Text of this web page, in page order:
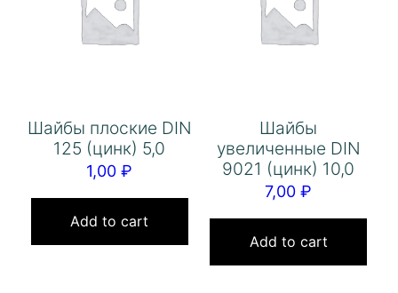
Шайбы плоские DIN
125 (цинк) 5,0
1,00₽
Add to cart
Шайбы
увеличенные DIN
9021 (цинк) 10,0
7,00₽
Add to cart